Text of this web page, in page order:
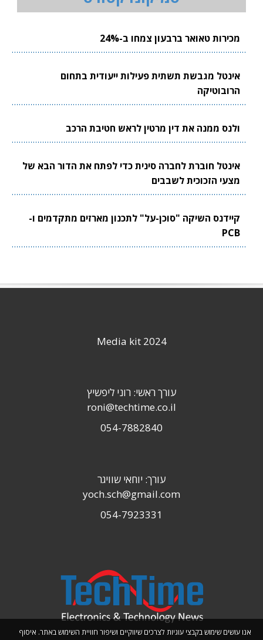
מכירות טאואר ברבעון צמחו ב-24%
אינטל מגבשת תשתית פעילות ייעודית בתחום
הרובוטיקה
ולנס ממנה את דין מרטין לראש חטיבת הרכב
אינטל חוברת לחברה סינית כדי לפתח את הדור הבא של
מצעי הזכוכית לשבבים
קיידנס השיקה "סוכן-על" לתכנון מארזים מתקדמים ו-
PCB
אנו עושים שימוש בקבצי עוגיות לצרכים שיווקיים ושיפור חוויית השימוש באתר. איסוף
Media kit 2024
עורך ראשי: רוני ליפשיץ
roni@techtime.co.il
054-7882840
עורך: יוחאי שוויגר
yoch.sch@gmail.com
054-7923331